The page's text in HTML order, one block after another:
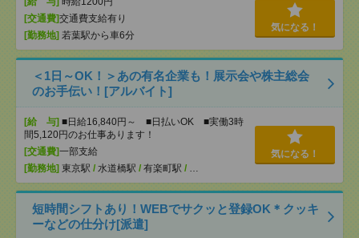
[交通費]交通費支給有り
[勤務地] 若葉駅から車6分
気になる！
＜1日～OK！＞あの有名企業も！展示会や株主総会
のお手伝い！[アルバイト]
[給 与] ■日給16,840円～ ■日払いOK ■実働3時
間5,120円のお仕事あります！
[交通費]一部支給
[勤務地] 東京駅 / 水道橋駅 / 有楽町駅 /
気になる！
短時間シフトあり！WEBでサクッと登録OK＊クッキ
ーなどの仕分け[派遣]